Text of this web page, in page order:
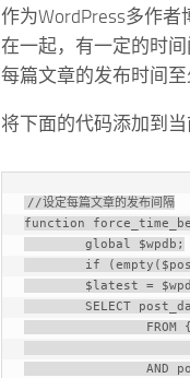
作为WordPress多作
在一起，有一定的时
每篇文章的发布时间
将下面的代码添加到当
//设定每篇文章的发布间隔
function